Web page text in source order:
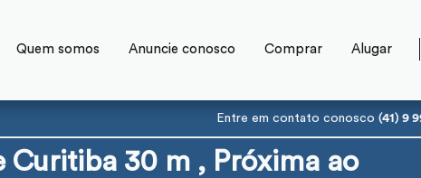
Quem somos Anuncie conosco Comprar Alugar
Entre em contato conosco (41) 9
Curitiba 30 m , Próxima ao